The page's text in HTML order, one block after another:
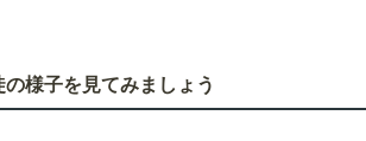
様子を見てみましょう